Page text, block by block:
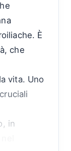
È
che
vita. Uno
in